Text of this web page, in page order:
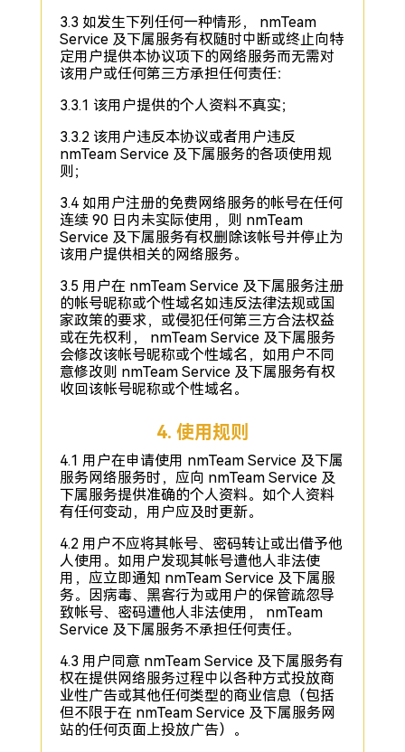
3.3 如发生下列任何一种情形， nmTeam
Service 及下属服务有权随时中断或终止向特
定用户提供本协议项下的网络服务而无需对
该用户或任何第三方承担任何责任：
3.3.1 该用户提供的个人资料不真实；
3.3.2 该用户违反本协议或者用户违反
nmTeam Service 及下属服务的各项使用规
则；
3.4 如用户注册的免费网络服务的帐号在任何
连续 90 日内未实际使用，则 nmTeam
Service 及下属服务有权删除该帐号并停止为
该用户提供相关的网络服务。
3.5 用户在 nmTeam Service 及下属服务注册
的帐号昵称或个性域名如违反法律法规或国
家政策的要求，或侵犯任何第三方合法权益
或在先权利， nmTeam Service 及下属服务
会修改该帐号昵称或个性域名，如用户不同
意修改则 nmTeam Service 及下属服务有权
收回该帐号昵称或个性域名。
4. 使用规则
4.1 用户在申请使用 nmTeam Service 及下属
服务网络服务时，应向 nmTeam Service 及
下属服务提供准确的个人资料。如个人资料
有任何变动，用户应及时更新。
4.2 用户不应将其帐号、密码转让或出借予他
人使用。如用户发现其帐号遭他人非法使
用，应立即通知 nmTeam Service 及下属服
务。因病毒、黑客行为或用户的保管疏忽导
致帐号、密码遭他人非法使用， nmTeam
Service 及下属服务不承担任何责任。
4.3 用户同意 nmTeam Service 及下属服务有
权在提供网络服务过程中以各种方式投放商
业性广告或其他任何类型的商业信息（包括
但不限于在 nmTeam Service 及下属服务网
站的任何页面上投放广告）。